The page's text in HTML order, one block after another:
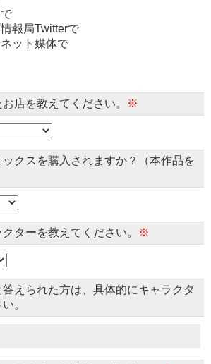
報局Twitterで
ット媒体で
店を教えてください。 ※
ックスを購入されますか？（本作品を
ターを教えてください。 ※
答えられた方は、具体的にキャラクタ
。